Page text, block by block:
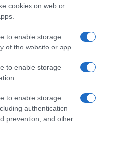
cookies on web or
to enable storage
of the website or app.
to enable storage
to enable storage
authentication
prevention, and other